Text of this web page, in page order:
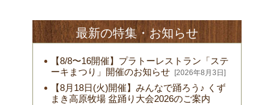
最新の特集・お知らせ
【8/8〜16開催】プラトーレストラン「ステ
ーキまつり」開催のお知らせ
[2026年8月3日]
【8月18日(火)開催】みんなで踊ろう♪ くず
まき高原牧場 盆踊り大会2026のご案内